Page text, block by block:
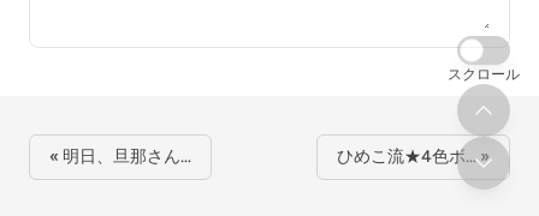
« 明日、旦那さん… ひめこ流★4色ボ… »
スクロール